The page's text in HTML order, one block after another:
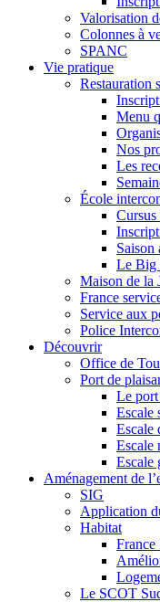
Valorisation
Colonnes à
SPANC
Vie pratique
Restauration
Menu
Nos
Les
École
Cursus
Saison
Le Big
Maison de la
France
Service aux
Police
Découvrir
Office de
Port de
Le
Escale
Escale
Escale
Escale
Aménagement de
SIG
Application
Habitat
France
Le SCOT